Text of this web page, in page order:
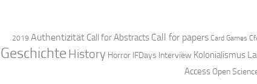
2019 Authentizität Call for Abstracts Call for papers Card Games
Geschichte History Horror IFDays Interview Kolonialismus
Access Open